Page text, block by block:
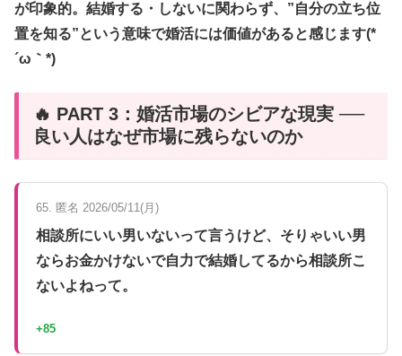
が印象的。結婚する・しないに関わらず、”自分の立ち位
置を知る”という意味で婚活には価値があると感じます(*
´ω｀*)
🔥 PART 3：婚活市場のシビアな現実 ──
良い人はなぜ市場に残らないのか
65. 匿名 2026/05/11(月)
相談所にいい男いないって言うけど、そりゃいい男
ならお金かけないで自力で結婚してるから相談所こ
ないよねって。
+85